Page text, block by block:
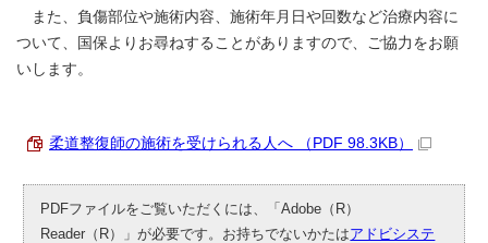
また、負傷部位や施術内容、施術年月日や回数など治療内容に
ついて、国保よりお尋ねすることがありますので、ご協力をお願
いします。
柔道整復師の施術を受けられる人へ （PDF 98.3KB）
PDFファイルをご覧いただくには、「Adobe（R）
Reader（R）」が必要です。お持ちでないかたはアドビシステ